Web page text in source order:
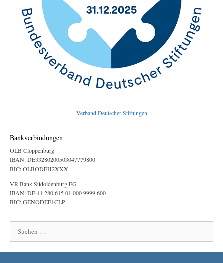
Verband Deutscher Stiftungen
Bankverbindungen
OLB Cloppenburg
IBAN: DE33280200503047779800
BIC: OLBODEH2XXX
VR Bank Südoldenburg EG
IBAN: DE 41 280 615 01 000 9999 600
BIC: GENODEF1CLP
nach: